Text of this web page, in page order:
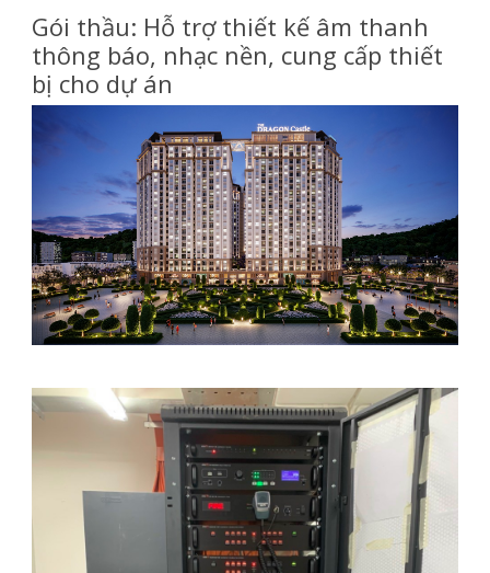
Gói thầu: Hỗ trợ thiết kế âm thanh
thông báo, nhạc nền, cung cấp thiết
bị cho dự án